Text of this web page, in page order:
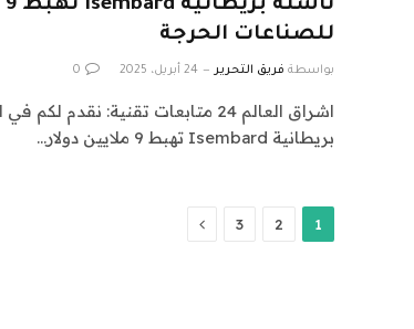
للصناعات الحرجة
بواسطة فريق التحرير 24 أبريل، 2025 0
بريطانية Isembard تهبط 9 ملايين دولار…
1
2
3 التالي